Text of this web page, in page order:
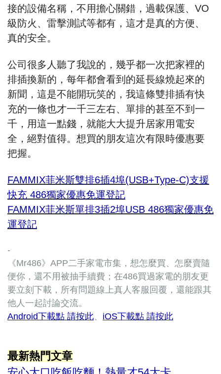
接的設備名稱，不用擔心關錯，過載保護、VO
級防火、雷擊測試等都有，這才是真的方便、
真的安全。
公司很多人聽了我說的，幾乎都一次把家裡的
排插換新的，每年都會看到的延長線燒起來的
新聞，這是不能開玩笑的，我這條雙排插有快
充的一條也才一千三左右、單排的甚至不到一
千，用這一點錢，就能大大提升居家用電安
全，絕對值得。想買的朋友這次有限時優惠要
把握。
FAMMIX菲米斯雙排6插4埠(USB+Type-C)支援
快充 486獨家優惠免運登記
FAMMIX菲米斯單排3插2埠USB 486獨家優惠免
運登記
-
《Mr486》APP二手家電市集，想怎麼買、怎麼賣隨
便你，還不用被抽手續費；在486買過家電的朋友更
要立刻下載，所有問題線上真人客服回覆，還能跟其
他人一起討論交流。
Android下載點 請按此、 iOS下載點 請按此
最新熱門文章